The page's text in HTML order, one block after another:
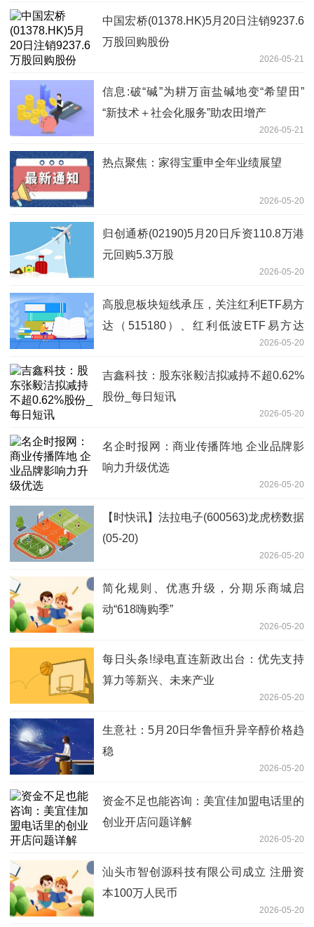
中国宏桥(01378.HK)5月20日注销9237.6
万股回购股份
2026-05-21
信息:破“碱”为耕万亩盐碱地变“希望田”
“新技术＋社会化服务”助农田增产
2026-05-21
热点聚焦：家得宝重申全年业绩展望
2026-05-20
归创通桥(02190)5月20日斥资110.8万港
元回购5.3万股
2026-05-20
高股息板块短线承压，关注红利ETF易方
达（515180）、红利低波ETF易方达
（563020）等产品投资机会 焦点热议
2026-05-20
吉鑫科技：股东张毅洁拟减持不超0.62%
股份_每日短讯
2026-05-20
名企时报网：商业传播阵地 企业品牌影
响力升级优选
2026-05-20
【时快讯】法拉电子(600563)龙虎榜数据
(05-20)
2026-05-20
简化规则、优惠升级，分期乐商城启
动“618嗨购季”
2026-05-20
每日头条!绿电直连新政出台：优先支持
算力等新兴、未来产业
2026-05-20
生意社：5月20日华鲁恒升异辛醇价格趋
稳
2026-05-20
资金不足也能咨询：美宜佳加盟电话里的
创业开店问题详解
2026-05-20
汕头市智创源科技有限公司成立 注册资
本100万人民币
2026-05-20